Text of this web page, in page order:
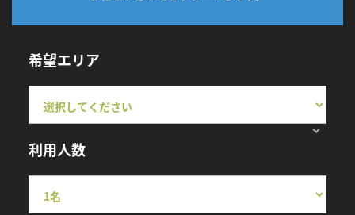
希望エリア
利用人数